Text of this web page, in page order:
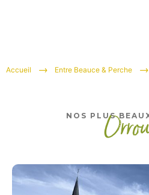
Tourisme
Beauce
Perche
Accueil Entre Beauce & Perche
NOS PLUS